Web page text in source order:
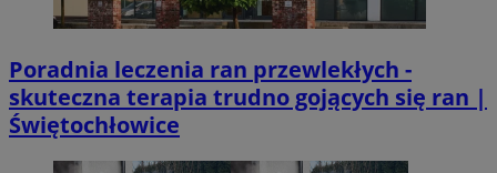
Poradnia leczenia ran przewlekłych -
skuteczna terapia trudno gojących się ran |
Świętochłowice